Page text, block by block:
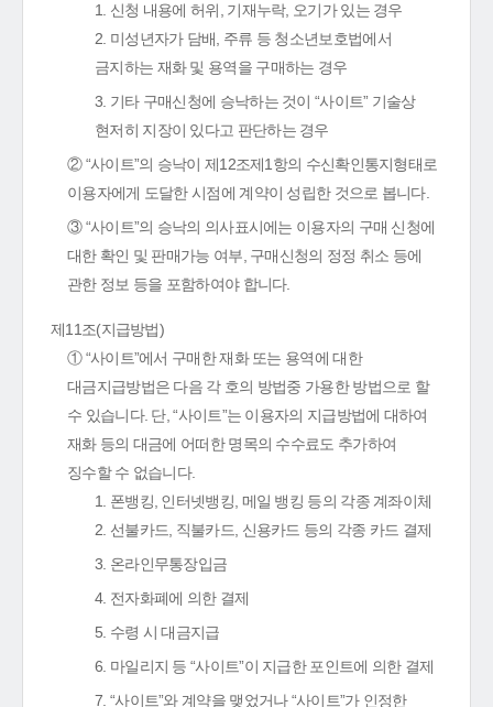
1. 신청 내용에 허위, 기재누락, 오기가 있는 경우
2. 미성년자가 담배, 주류 등 청소년보호법에서
금지하는 재화 및 용역을 구매하는 경우
3. 기타 구매신청에 승낙하는 것이 “사이트” 기술상
현저히 지장이 있다고 판단하는 경우
② “사이트”의 승낙이 제12조제1항의 수신확인통지형태로
이용자에게 도달한 시점에 계약이 성립한 것으로 봅니다.
③ “사이트”의 승낙의 의사표시에는 이용자의 구매 신청에
대한 확인 및 판매가능 여부, 구매신청의 정정 취소 등에
관한 정보 등을 포함하여야 합니다.
제11조(지급방법)
① “사이트”에서 구매한 재화 또는 용역에 대한
대금지급방법은 다음 각 호의 방법중 가용한 방법으로 할
수 있습니다. 단, “사이트”는 이용자의 지급방법에 대하여
재화 등의 대금에 어떠한 명목의 수수료도 추가하여
징수할 수 없습니다.
1. 폰뱅킹, 인터넷뱅킹, 메일 뱅킹 등의 각종 계좌이체
2. 선불카드, 직불카드, 신용카드 등의 각종 카드 결제
3. 온라인무통장입금
4. 전자화폐에 의한 결제
5. 수령 시 대금지급
6. 마일리지 등 “사이트”이 지급한 포인트에 의한 결제
7. “사이트”와 계약을 맺었거나 “사이트”가 인정한